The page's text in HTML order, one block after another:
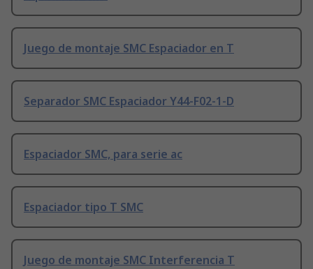
Juego de montaje SMC Espaciador en T
Separador SMC Espaciador Y44-F02-1-D
Espaciador SMC, para serie ac
Espaciador tipo T SMC
Juego de montaje SMC Interferencia T